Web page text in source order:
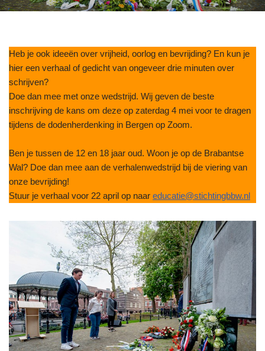
Heb je ook ideeën over vrijheid, oorlog en bevrijding? En kun je
hier een verhaal of gedicht van ongeveer drie minuten over
schrijven?
Doe dan mee met onze wedstrijd. Wij geven de beste
inschrijving de kans om deze op zaterdag 4 mei voor te dragen
tijdens de dodenherdenking in Bergen op Zoom.
Ben je tussen de 12 en 18 jaar oud. Woon je op de Brabantse
Wal? Doe dan mee aan de verhalenwedstrijd bij de viering van
onze bevrijding!
Stuur je verhaal voor 22 april op naar educatie@stichtingbbw.nl